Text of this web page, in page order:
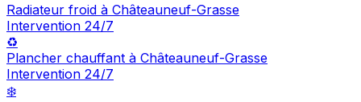
Radiateur froid à Châteauneuf-Grasse
Intervention 24/7
♻️
Plancher chauffant à Châteauneuf-Grasse
Intervention 24/7
❄️